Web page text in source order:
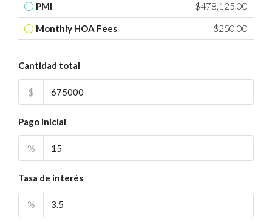
PMI $478,125.00
Monthly HOA Fees $250.00
Cantidad total
$
Pago inicial
%
Tasa de interés
%